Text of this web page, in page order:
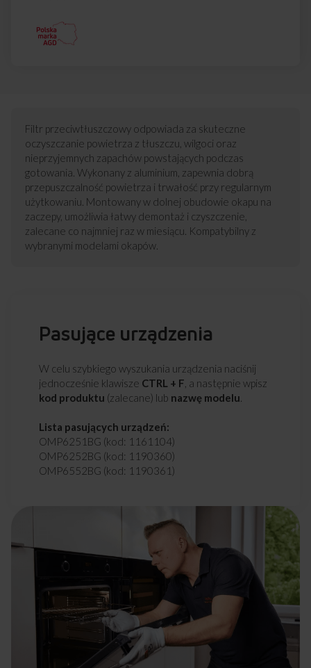
Filtr przeciwtłuszczowy odpowiada za skuteczne
oczyszczanie powietrza z tłuszczu, wilgoci oraz
nieprzyjemnych zapachów powstających podczas
gotowania. Wykonany z aluminium, zapewnia dobrą
przepuszczalność powietrza i trwałość przy regularnym
użytkowaniu. Montowany w dolnej obudowie okapu na
zaczepy, umożliwia łatwy demontaż i czyszczenie,
zalecane co najmniej raz w miesiącu. Kompatybilny z
wybranymi modelami okapów.
Pasujące urządzenia
W celu szybkiego wyszukania urządzenia naciśnij
jednocześnie klawisze CTRL + F , a następnie wpisz
kod produktu (zalecane) lub nazwę modelu
Lista pasujących urządzeń:
OMP6251BG (kod: 1161104)
OMP6252BG (kod: 1190360)
OMP6552BG (kod: 1190361)